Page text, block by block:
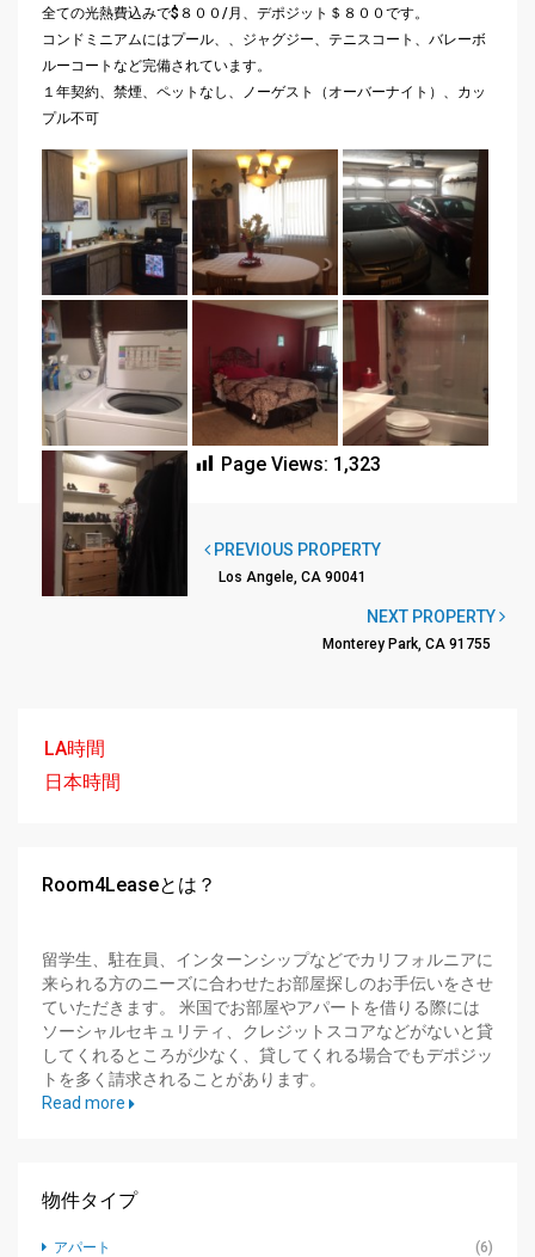
全ての光熱費込みで$８００/月、デポジット＄８００です。
コンドミニアムにはプール、、ジャグジー、テニスコート、 バレーボ
ルーコートなど完備されています。
１年契約、禁煙、ペットなし、ノーゲスト（オーバーナイト）、 カッ
プル不可
Page Views: 1,323
PREVIOUS PROPERTY
Los Angele, CA 90041
NEXT PROPERTY
Monterey Park, CA 91755
LA時間
日本時間
Room4Leaseとは？
留学生、駐在員、インターンシップなどでカリフォルニアに
来られる方のニーズに合わせたお部屋探しのお手伝いをさせ
ていただきます。 米国でお部屋やアパートを借りる際には
ソーシャルセキュリティ、クレジットスコアなどがないと貸
してくれるところが少なく、貸してくれる場合でもデポジッ
トを多く請求されることがあります。
Read more
物件タイプ
アパート
(6)